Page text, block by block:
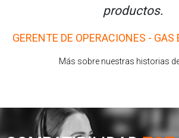
productos.
GERENTE DE OPERACIONES - GAS
Más sobre nuestras historias de